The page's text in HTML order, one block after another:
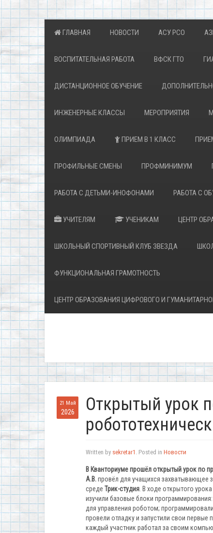
ГЛАВНАЯ НОВОСТИ АСУ РСО
ВОСПИТАТЕЛЬНАЯ РАБОТА ВФСК ГТО
ДИСТАНЦИОННОЕ ОБУЧЕНИЕ
ИНЖЕНЕРНЫЕ КЛАССЫ МЕРОПРИЯТИЯ
ОЛИМПИАДА ПРИЕМ В 1 КЛАСС
ПРОФИЛЬНЫЕ СМЕНЫ ПРОФМИНИМУМ
РАБОТА С ДЕТЬМИ-ИНОФОНАМИ РАБОТА С
УЧИТЕЛЯМ УЧЕНИКАМ ЦЕНТР
ШКОЛЬНЫЙ СПОРТИВНЫЙ КЛУБ ЗВЕЗДА
ФУНКЦИОНАЛЬНАЯ ГРАМОТНОСТЬ
ЦЕНТР ОБРАЗОВАНИЯ ЦИФРОВОГО И
21 Май
2026
Открытый урок
Written by sekretar1 . Posted in Новости
В Кванториуме прошёл открытый урок по
А.В.провёл для учащихся захватывающее
среде Трик-студия . В ходе открытого
изучили базовые блоки
для управления роботом;
провели отладку и запустили свои
каждый участник работал за своим